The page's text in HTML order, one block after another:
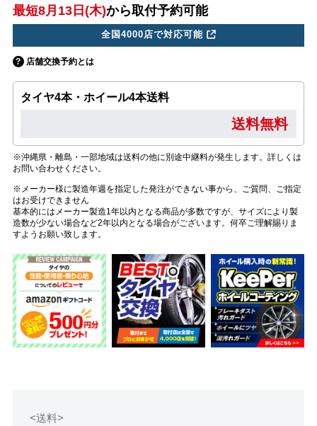
最短8月13日(木)から取付予約可能
全国4000店で対応可能
店舗交換予約とは
タイヤ4本・ホイール4本送料
送料無料
※沖縄県・離島・一部地域は送料の他に別途中継料が発生します。詳しくは
お問い合わせください。
※メーカー様に製造年週を指定した発注ができない事から、ご質問、ご指定
はお受けできません
基本的にはメーカー製造1年以内となる商品が多数ですが、サイズにより製
造数が少ない場合など2年以内となる場合がございます。何卒ご理解賜りま
すようお願い致します。
<送料>